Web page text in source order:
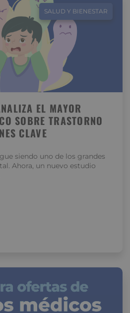
SALUD Y BIENESTAR
EL MAYOR
SOBRE TRASTORNO
CLAVE
siendo uno de los grandes
Ahora, un nuevo estudio